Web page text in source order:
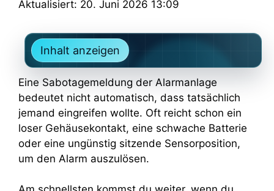
Aktualisiert: 20. Juni 2026 13:09
Inhalt anzeigen
Eine Sabotagemeldung der Alarmanlage
bedeutet nicht automatisch, dass tatsächlich
jemand eingreifen wollte. Oft reicht schon ein
loser Gehäusekontakt, eine schwache Batterie
oder eine ungünstig sitzende Sensorposition,
um den Alarm auszulösen.